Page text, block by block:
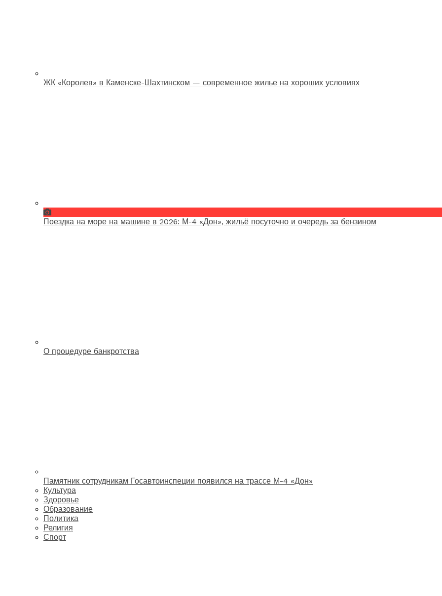
ЖК «Королев» в Каменске-Шахтинском — современное жилье на хороших условиях
Поездка на море на машине в 2026: М-4 «Дон», жильё посуточно и очередь за бензином
О процедуре банкротства
Памятник сотрудникам Госавтоинспеции появился на трассе М-4 «Дон»
Культура
Здоровье
Образование
Политика
Религия
Спорт